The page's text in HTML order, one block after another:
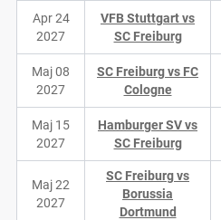
Apr 24
2027
VFB Stuttgart vs
SC Freiburg
Maj 08
2027
SC Freiburg vs FC
Cologne
Maj 15
2027
Hamburger SV vs
SC Freiburg
Maj 22
2027
SC Freiburg vs
Borussia
Dortmund